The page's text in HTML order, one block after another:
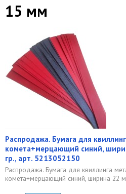
15 мм
Распродажа. Бумага для
комета+мерцающий синий,
гр., арт. 5213052150
Распродажа. Бумага для квиллинга
комета+мерцающий синий, ширина 22